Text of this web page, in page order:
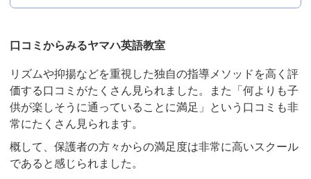
口コミからみるヤマハ英語教室
リズムや抑揚などを重視した独自の指導メソッドを高く評
価する口コミがたくさん見られました。また「何よりも子
供が楽しそうに通っていることに満足」という口コミも非
常にたくさん見られます。
概して、保護者の方々からの満足度は非常に高いスクール
であると感じられました。